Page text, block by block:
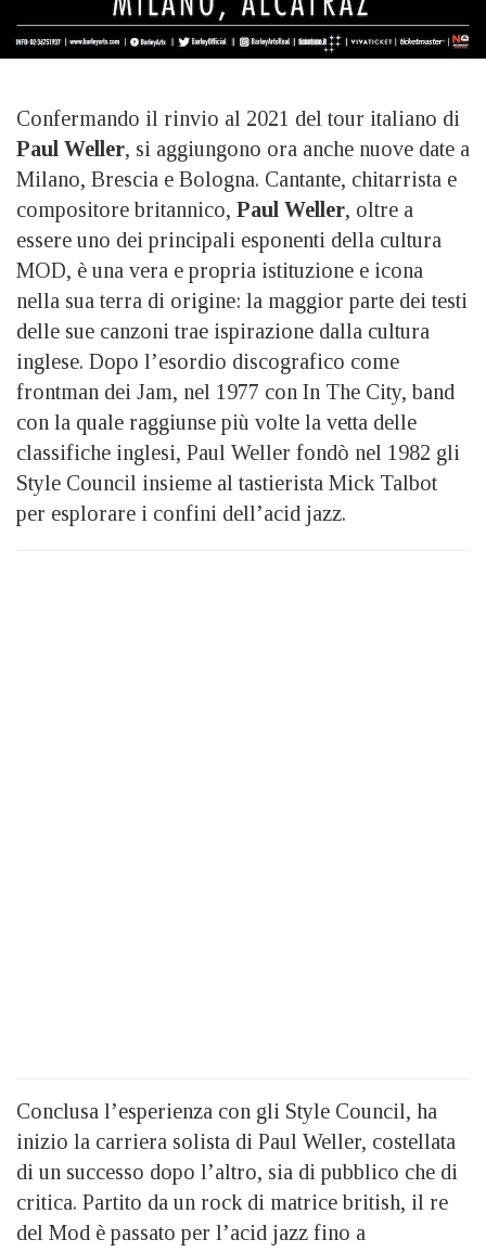
Confermando il rinvio al 2021 del tour italiano di
Paul Weller, si aggiungono ora anche nuove date a
Milano, Brescia e Bologna. Cantante, chitarrista e
compositore britannico, Paul Weller, oltre a
essere uno dei principali esponenti della cultura
MOD, è una vera e propria istituzione e icona
nella sua terra di origine: la maggior parte dei testi
delle sue canzoni trae ispirazione dalla cultura
inglese. Dopo l’esordio discografico come
frontman dei Jam, nel 1977 con In The City, band
con la quale raggiunse più volte la vetta delle
classifiche inglesi, Paul Weller fondò nel 1982 gli
Style Council insieme al tastierista Mick Talbot
per esplorare i confini dell’acid jazz.
Conclusa l’esperienza con gli Style Council, ha
inizio la carriera solista di Paul Weller, costellata
di un successo dopo l’altro, sia di pubblico che di
critica. Partito da un rock di matrice british, il re
del Mod è passato per l’acid jazz fino a